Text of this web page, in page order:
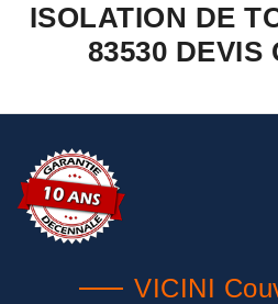
ISOLATION DE
83530 DEVIS
VICINI